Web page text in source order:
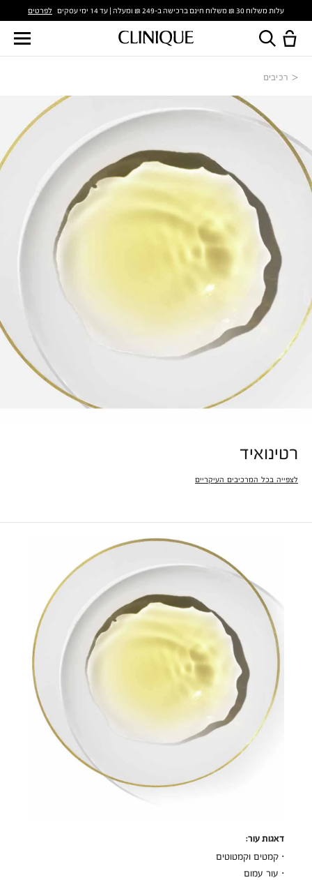
עלות משלוח 30 ₪ משלוח חינם ברכישה ב-249 ₪ ומעלה | עד 14 ימי עסקים לפרטים
רכיבים
רטינואיד
לצפייה בכל המרכיבים העיקריים
דאגות עור:
· קמטים וקמטוטים
· עור עמום